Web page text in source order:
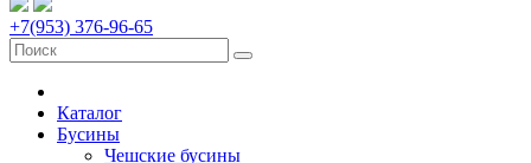
+7(953) 376-96-65
Каталог
Бусины
Чешские бусины